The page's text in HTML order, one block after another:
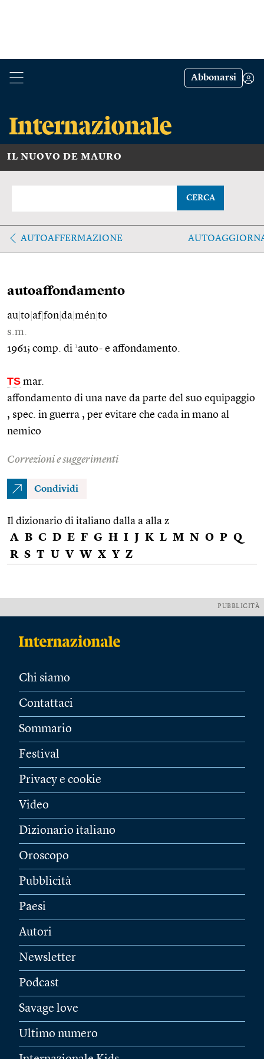
Abbonarsi
IL NUOVO DE MAURO
CERCA
AUTOAFFERMAZIONE
autoaffondamento
au to af|fon da mén to
s.m.
1961; comp. di 1auto- e affondamento.
TS mar.
affondamento di una nave da parte del suo equipaggio
, spec. in guerra , per evitare che cada in mano al
nemico
Correzioni e suggerimenti
Condividi
Il dizionario di italiano dalla a alla z
A B C D E F G H I J K L M N O P Q
R S T U V W X Y Z
PUBBLICITÀ
Chi siamo
Contattaci
Sommario
Festival
Privacy e cookie
Video
Dizionario italiano
Oroscopo
Pubblicità
Paesi
Autori
Newsletter
Podcast
Savage love
Ultimo numero